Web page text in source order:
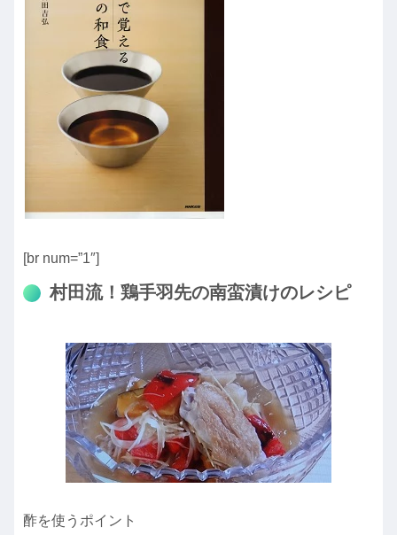
[br num=”1″]
村田流！鶏手羽先の南蛮漬けのレシピ
酢を使うポイント